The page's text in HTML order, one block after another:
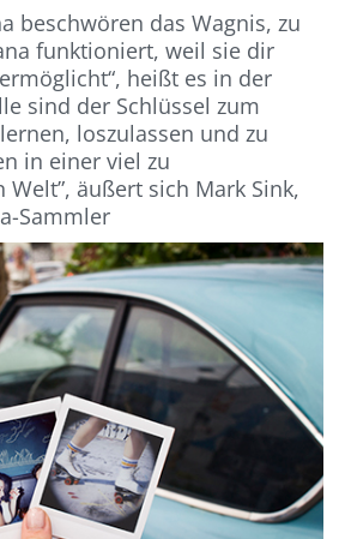
beschwören das Wagnis, zu
funktioniert, weil sie dir
heißt es in der
sind der Schlüssel zum
loszulassen und zu
in einer viel zu
Welt”, äußert sich Mark Sink,
Sammler